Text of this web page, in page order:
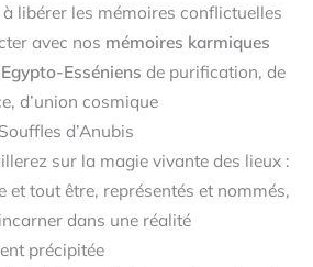
libérer les mémoires conflictuelles
avec nos mémoires karmiques
Esséniens de purification, de
d’union cosmique
d’Anubis
sur la magie vivante des lieux :
et tout être, représentés et nommés,
dans une réalité
précipitée